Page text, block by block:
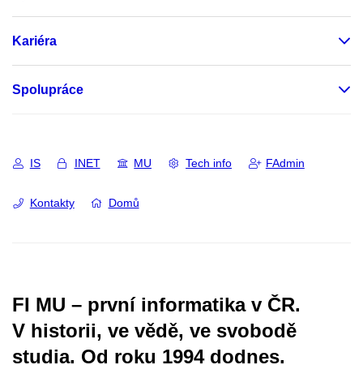
Kariéra
Spolupráce
IS INET MU Tech info FAdmin
Kontakty Domů
FI MU – první informatika v ČR.
V historii, ve vědě, ve svobodě
studia. Od roku 1994 dodnes.